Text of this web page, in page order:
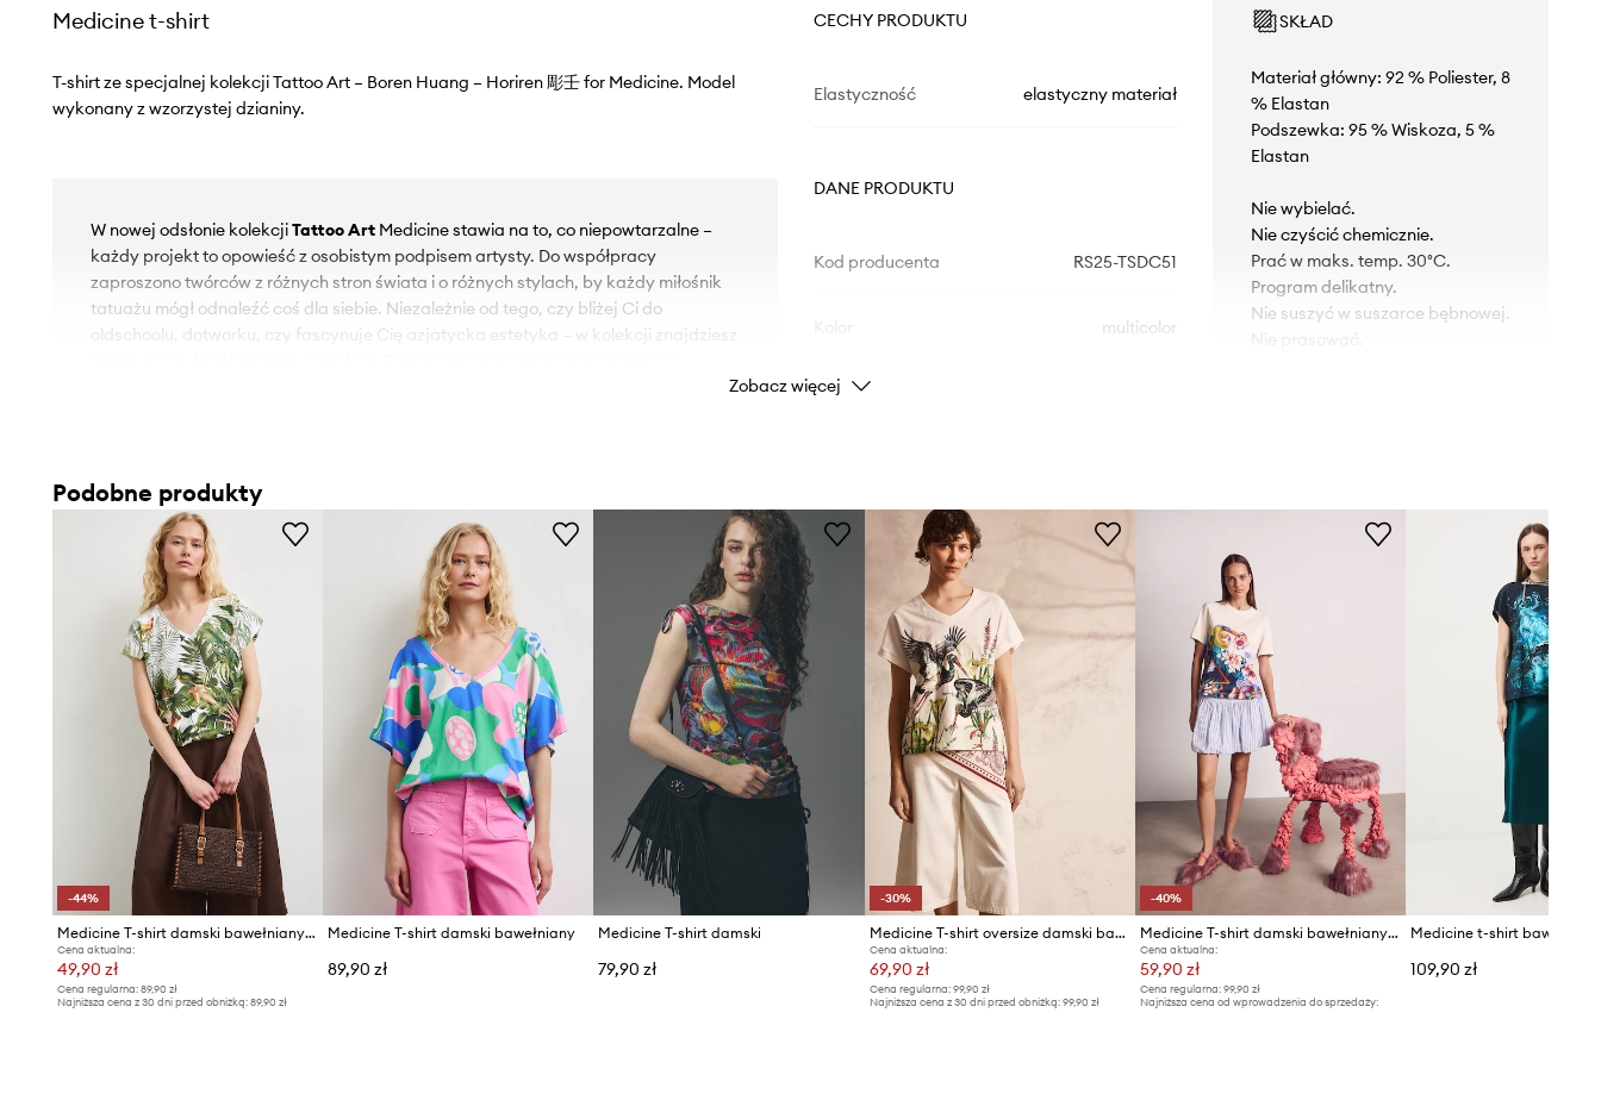
Medicine t-shirt
T-shirt ze specjalnej kolekcji Tattoo Art – Boren Huang – Horiren 彫壬 for Medicine. Model
wykonany z wzorzystej dzianiny.
W nowej odsłonie kolekcjiTattoo ArtMedicine stawia na to, co niepowtarzalne –
każdy projekt to opowieść z osobistym podpisem artysty. Do współpracy
zaproszono twórców z różnych stron świata i o różnych stylach, by każdy miłośnik
tatuażu mógł odnaleźć coś dla siebie. Niezależnie od tego, czy bliżej Ci do
oldschoolu, dotworku, czy fascynuje Cię azjatycka estetyka – w kolekcji znajdziesz
wpisuje się w dynamiczny rytm współczesnego życia – sukienki, T-shirty i bluzy dają
swobodę, komfort oraz przestrzeń do wyrażania siebie na własnych zasadach.
Boren Huang – Horiren 彫壬
– tatuażysta z Tajwanu łączący klasyczne azjatyckie
motywy z narracyjnym twistem. Inspiracją dla wzoru z kolekcji była grafika ukiyo-e
przedstawiająca Guan Yu, legendarnego chińskiego generała, o którym artysta
mówi: „Wyobraziłem go sobie na nowo – jako bohatera schodzącego do podziemi,
by ratować zagubione dusze, łącząc historię z mitologiczną opowieścią.”
- Fason slim.
- Krótki rękaw.
- Okrągły dekolt.
- Model wykonany z transparentnej siateczki.
- Dodatkowa warstwa materiału w postaci podszewki.
- Wzorzysta dzianina.
- Długość: 59,5 cm.
- Szerokość w biuście: 43 cm.
- Wymiary podane dla rozmiaru: S.
CECHY PRODUKTU
Elastyczność elastyczny materiał
DANE PRODUKTU
Kod producenta RS25-TSDC51
multicolor
Marka
ID Produktu
SKŁAD
Materiał główny: 92 % Poliester, 8
% Elastan
Podszewka: 95 % Wiskoza, 5 %
Elastan
Nie wybielać.
Nie czyścić chemicznie.
Prać w maks. temp. 30°C.
Program delikatny.
Nie suszyć w suszarce bębnowej.
Nie prasować.
Krój: slim fit
Rozmiarówka zaniżona
Zalecamy wybór rozmiaru większego,
niż nosisz zazwyczaj.
Zobacz wymiary produktu
Zobacz więcej
Podobne produkty
-44%
Medicine T-shirt damski bawełniany z elastanem
Cena aktualna:
49,90 zł
Cena regularna: 89,90 zł
Najniższa cena z 30 dni przed obniżką: 89,90 zł
Medicine T-shirt damski bawełniany
89,90 zł
Medicine T-shirt damski
79,90 zł
-30%
Medicine T-shirt oversize damski bawełniany z elastanem
Cena aktualna:
69,90 zł
Cena regularna: 99,90 zł
Najniższa cena z 30 dni przed obniżką: 99,90 zł
-40%
Medicine T-shirt damski bawełniany z elastanem
Cena aktualna:
59,90 zł
Cena regularna:99,90 zł
Najniższa cena od wprowadzenia do sprzedaży:
Medicine t-shirt
109,90 zł